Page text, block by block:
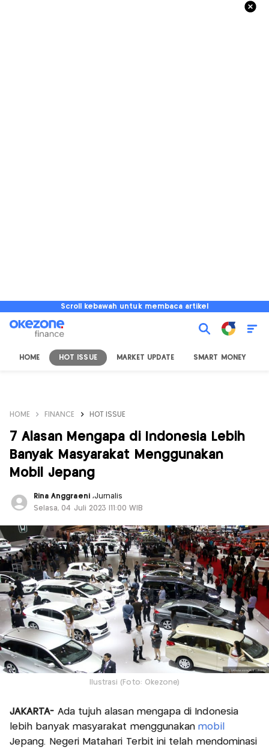
Scroll kebawah untuk membaca artikel
HOME HOT ISSUE MARKET UPDATE SMART MONEY
HOME FINANCE HOT ISSUE
7 Alasan Mengapa di Indonesia Lebih
Banyak Masyarakat Menggunakan
Mobil Jepang
Rina Anggraeni ,Jurnalis
Selasa, 04 Juli 2023 |11:00 WIB
Ilustrasi (Foto: Okezone)
JAKARTA- Ada tujuh alasan mengapa di Indonesia
lebih banyak masyarakat menggunakanmobil
Jepang. Negeri Matahari Terbit ini telah mendominasi